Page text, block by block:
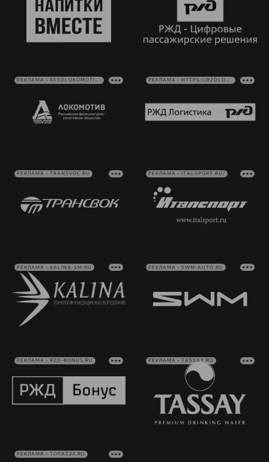
РЕКЛАМА • RFSOLOKOMOTIV.RU РЕКЛАМА • HTTPS://RZDLOG.RU/
РЕКЛАМА • TRANSVOC.RU РЕКЛАМА • ITALSPORT.RU/
РЕКЛАМА • KALINA-SM.RU РЕКЛАМА • SWM-AUTO.RU
РЕКЛАМА • RZD-BONUS.RU РЕКЛАМА • TASSAY.RU
РЕКЛАМА • TOPAZ24.RU